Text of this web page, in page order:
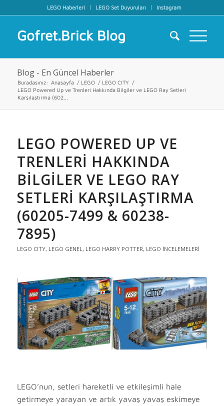
LEGO Haberleri LEGO Set Duyuruları Instagram
Gofret.Brick Blog
Blog - En Güncel Haberler
Buradasınız: Anasayfa / LEGO / LEGO CITY
/
LEGO Powered Up ve Trenleri Hakkında Bilgiler ve LEGO Ray Setleri
Karşılaştırma (602...
LEGO POWERED UP VE
TRENLERI HAKKINDA
BILGILER VE LEGO RAY
SETLERI KARŞILAŞTIRMA
(60205-7499 & 60238-
7895)
LEGO CITY, LEGO GENEL, LEGO HARRY POTTER, LEGO İNCELEMELERI
LEGO’nun, setleri hareketli ve etkileşimli hale
getirmeye yarayan ve artık yavaş yavaş eskimeye